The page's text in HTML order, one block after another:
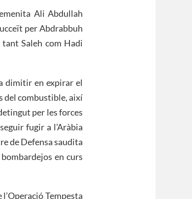
Ali Abdullah
per Abdrabbuh
Saleh com Hadi
dimitir en expirar el
del combustible, així
per les forces
fugir a l’Aràbia
de Defensa saudita
en curs
Tempesta